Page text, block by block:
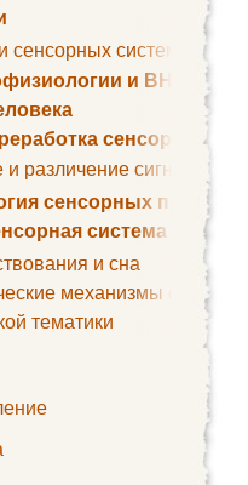
систем
и ВНД
сенсорных
различение сигналов.
сенсорных
система
и сна
механизмы сна
тематики